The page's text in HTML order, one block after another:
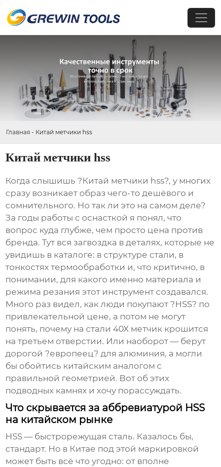
Главная - Китай метчики hss
Китай метчики hss
Когда слышишь ?Китай метчики hss?, у многих
сразу возникает образ чего-то дешёвого и
сомнительного. Но так ли это на самом деле?
За годы работы с оснасткой я понял, что
вопрос куда глубже, чем просто цена против
бренда. Тут вся загвоздка в деталях, которые не
увидишь в каталоге: в структуре стали, в
тонкостях термообработки и, что критично, в
понимании, для какого именно материала и
режима резания этот инструмент создавался.
Много раз видел, как люди покупают ?HSS? по
привлекательной цене, а потом не могут
понять, почему на стали 40Х метчик крошится
на третьем отверстии. Или наоборот — берут
дорогой ?европеец? для алюминия, а могли
бы обойтись китайским аналогом с
правильной геометрией. Вот об этих
подводных камнях и хочу порассуждать.
Что скрывается за аббревиатурой HSS
на китайском рынке
HSS — быстрорежущая сталь. Казалось бы,
стандарт. Но в Китае под этой маркировкой
может быть всё что угодно: от вполне